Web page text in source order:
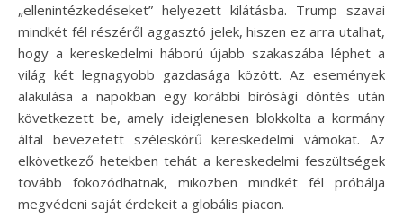
„ellenintézkedéseket” helyezett kilátásba. Trump szavai
mindkét fél részéről aggasztó jelek, hiszen ez arra utalhat,
hogy a kereskedelmi háború újabb szakaszába léphet a
világ két legnagyobb gazdasága között. Az események
alakulása a napokban egy korábbi bírósági döntés után
következett be, amely ideiglenesen blokkolta a kormány
által bevezetett széleskörű kereskedelmi vámokat. Az
elkövetkező hetekben tehát a kereskedelmi feszültségek
tovább fokozódhatnak, miközben mindkét fél próbálja
megvédeni saját érdekeit a globális piacon.